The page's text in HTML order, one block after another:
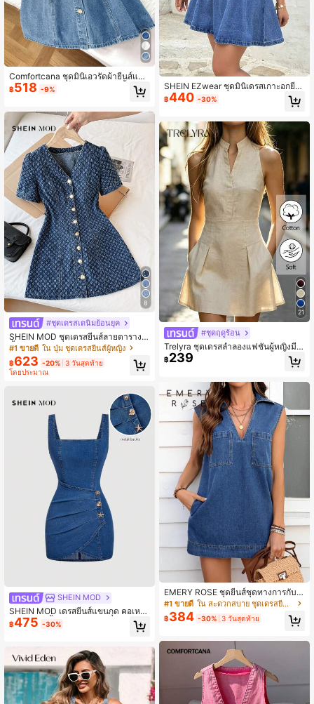
Comfortcana ชุดมินิเอวรัดผ้ายีนส์แขน
กุดสำหรับสตรี, เป็นชุดสบายๆ สีน้ำเงิน
฿518 -9%
8
#ชุดเดรสเดนิมย้อนยุค
SHEIN MOD ชุดเดรสยีนส์ลายตารางสี
น้ำเงินและสีขาวสำหรับผู้หญิง,ชุดเดรส
ลำลองแฟชั่นสำหรับฤดูร้อน คอวี แขนพ
องสั้น ทรงเอ-ไลน์ กระดุมหน้าเดี่ยว สำ
หรับไปทานมื้อสาย
#1 ขายดี ใน ปุ่ม ชุดเดรสยีนส์ผู้หญิง
฿623 -20% 3 วันสุดท้าย
โดยประมาณ
SHEIN MOD
SHEIN MOD เดรสยีนส์แขนกุด คอเหลี่
ยม จับจีบสีพื้น สำหรับผู้หญิง
฿475 -30%
SHEIN EZwear ชุดมินิเดรสเกาะอกยีน
ส์สำหรับผู้หญิง ชุดเดรสยีนส์ฤดูร้อนสำห
รับผู้หญิง
฿440 -30%
21
#ชุดฤดูร้อน
Trelyra ชุดเดรสลำลองแฟชั่นผู้หญิงมีก
ระเป๋าและจีบ
฿239
EMERY ROSE ชุดยีนส์ชุดทางการกับก
ระเป๋าหญิงแบบกะทัดรัดไม่มีแขน
#1 ขายดี ใน สะดวกสบาย ชุดเดรสยีนส์ผู้หญิง
฿384 -30% 3 วันสุดท้าย